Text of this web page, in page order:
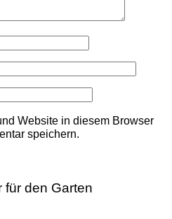
Website in diesem Browser
speichern.
für den Garten